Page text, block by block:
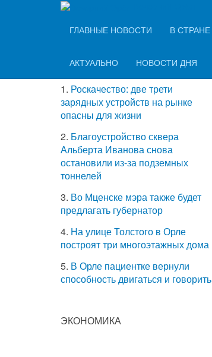
ГЛАВНЫЕ НОВОСТИ
В СТРАНЕ
АКТУАЛЬНО НОВОСТИ ДНЯ
1. Роскачество: две трети
зарядных устройств на рынке
опасны для жизни
2. Благоустройство сквера
Альберта Иванова снова
остановили из-за подземных
тоннелей
3. Во Мценске мэра также будет
предлагать губернатор
4. На улице Толстого в Орле
построят три многоэтажных дома
5. В Орле пациентке вернули
способность двигаться и говорить
ЭКОНОМИКА